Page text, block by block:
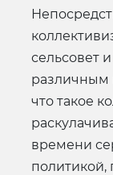
сельсовет
различным
что такое
времени